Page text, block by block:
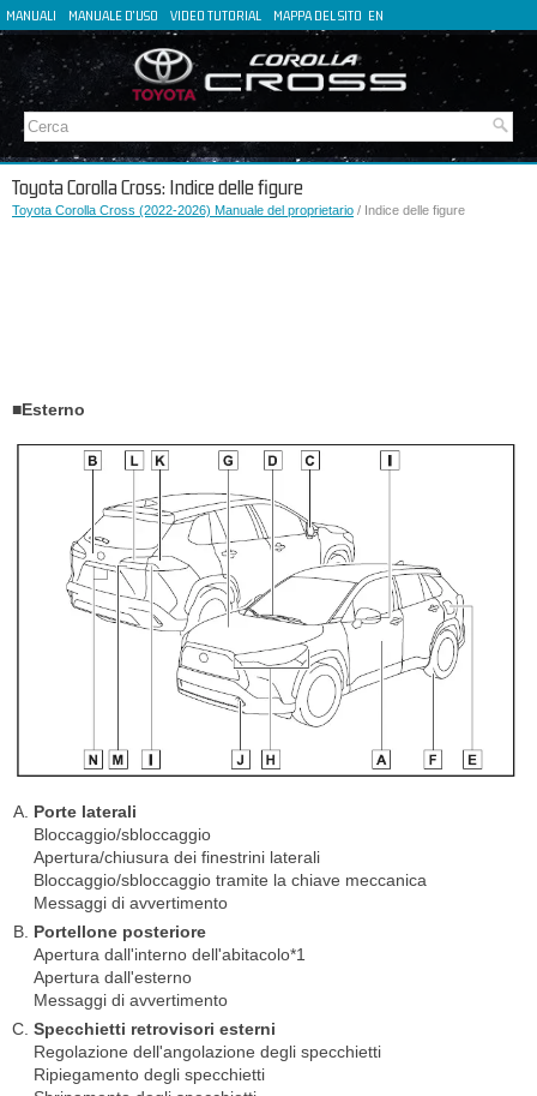
MANUALI MANUALE D'USO VIDEO TUTORIAL MAPPA DEL SITO EN
FR
DE
Toyota Corolla Cross: Indice delle figure
Toyota Corolla Cross (2022-2026) Manuale del proprietario / Indice delle figure
■Esterno
Porte laterali
Bloccaggio/sbloccaggio
Apertura/chiusura dei finestrini laterali
Bloccaggio/sbloccaggio tramite la chiave meccanica
Messaggi di avvertimento
Portellone posteriore
Apertura dall'interno dell'abitacolo*1
Apertura dall'esterno
Messaggi di avvertimento
Specchietti retrovisori esterni
Regolazione dell'angolazione degli specchietti
Ripiegamento degli specchietti